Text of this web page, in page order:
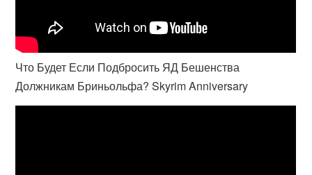
Что Будет Если Подбросить ЯД Бешенства
Должникам Бриньольфа? Skyrim Anniversary